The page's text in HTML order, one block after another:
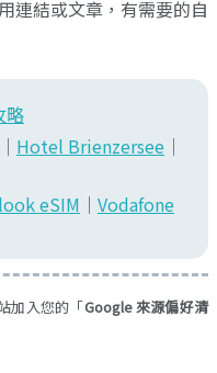
連結或文章，有需要的自
略
｜ Hotel Brienzersee ｜
eSIM ｜ Vodafone
加入您的「Google 來源偏好清